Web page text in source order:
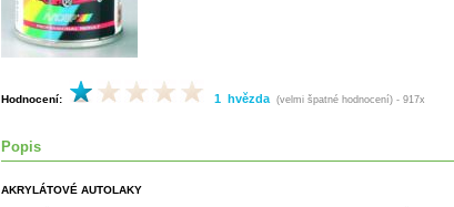
Hodnocení: 1 hvězda (velmi špatné hodnocení) - 917x
Popis
AKRYLÁTOVÉ AUTOLAKY